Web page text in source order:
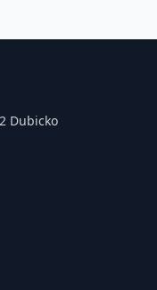
Dubicko